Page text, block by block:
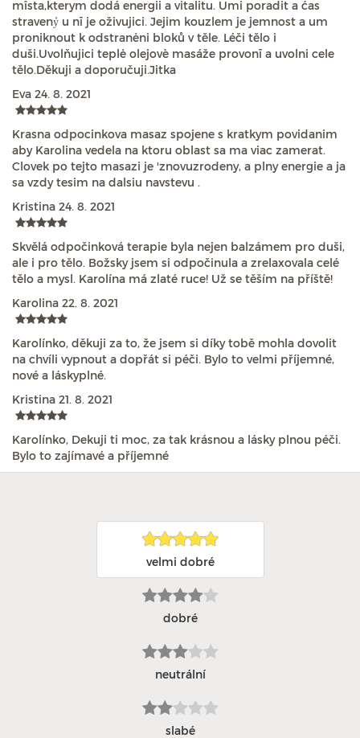
mîsta,kterym dodá energii a vitalitu. Umi poradit a ćas
stravenỷ u nī je oživujici. Jejim kouzlem je jemnost a um
proniknout k odstranėni bloků v těle. Léči tělo i
duši.Uvolňujici teplė olejovè masáže provonī a uvolni cele
tělo.Děkuji a doporučuji.Jitka
Eva 24. 8. 2021
Krasna odpocinkova masaz spojene s kratkym povidanim
aby Karolina vedela na ktoru oblast sa ma viac zamerat.
Clovek po tejto masazi je 'znovuzrodeny, a plny energie a ja
sa vzdy tesim na dalsiu navstevu .
Kristina 24. 8. 2021
Skvělá odpočinková terapie byla nejen balzámem pro duši,
ale i pro tělo. Božsky jsem si odpočinula a zrelaxovala celé
tělo a mysl. Karolína má zlaté ruce! Už se těším na příště!
Karolina 22. 8. 2021
Karolínko, děkuji za to, že jsem si díky tobě mohla dovolit
na chvíli vypnout a dopřát si péči. Bylo to velmi příjemné,
nové a láskyplné.
Kristina 21. 8. 2021
Karolínko, Dekuji ti moc, za tak krásnou a lásky plnou péči.
Bylo to zajímavé a příjemné
velmi dobré
dobré
neutrální
slabé